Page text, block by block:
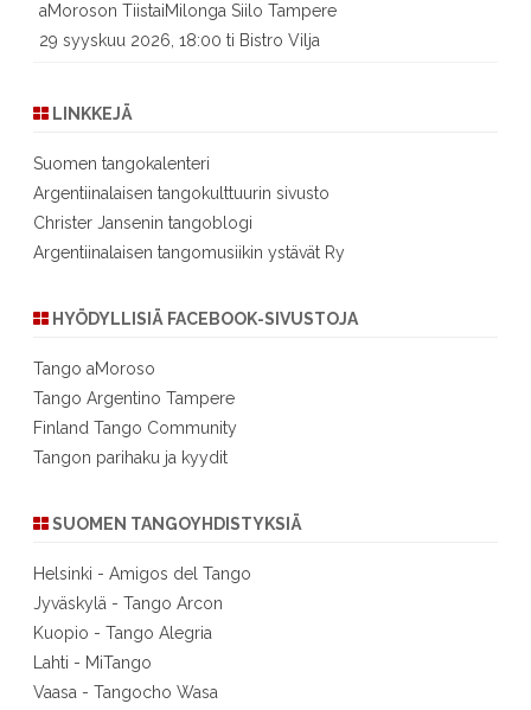
aMoroson TiistaiMilonga Siilo Tampere
29 syyskuu 2026, 18:00 ti Bistro Vilja
LINKKEJÄ
Suomen tangokalenteri
Argentiinalaisen tangokulttuurin sivusto
Christer Jansenin tangoblogi
Argentiinalaisen tangomusiikin ystävät Ry
HYÖDYLLISIÄ FACEBOOK-SIVUSTOJA
Tango aMoroso
Tango Argentino Tampere
Finland Tango Community
Tangon parihaku ja kyydit
SUOMEN TANGOYHDISTYKSIÄ
Helsinki - Amigos del Tango
Jyväskylä - Tango Arcon
Kuopio - Tango Alegria
Lahti - MiTango
Vaasa - Tangocho Wasa